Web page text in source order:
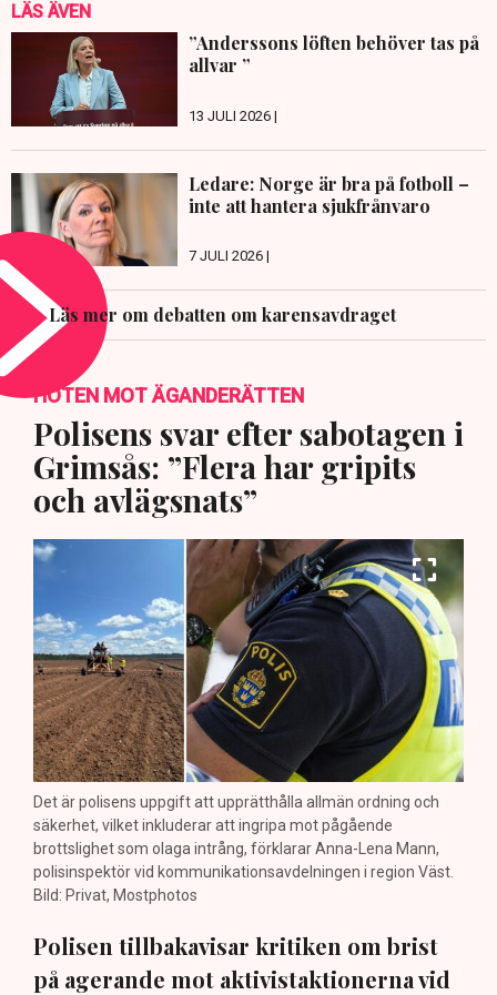
LÄS ÄVEN
”Anderssons löften behöver tas på
allvar ”
13 JULI 2026 |
Ledare: Norge är bra på fotboll –
inte att hantera sjukfrånvaro
7 JULI 2026 |
Läs mer om debatten om karensavdraget
HOTEN MOT ÄGANDERÄTTEN
Polisens svar efter sabotagen i
Grimsås: ”Flera har gripits
och avlägsnats”
Det är polisens uppgift att upprätthålla allmän ordning och
säkerhet, vilket inkluderar att ingripa mot pågående
brottslighet som olaga intrång, förklarar Anna-Lena Mann,
polisinspektör vid kommunikationsavdelningen i region Väst.
Bild: Privat, Mostphotos
Polisen tillbakavisar kritiken om brist
på agerande mot aktivistaktionerna vid